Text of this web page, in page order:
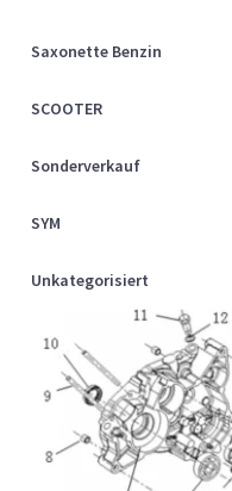
Saxonette Benzin
SCOOTER
Sonderverkauf
SYM
Unkategorisiert